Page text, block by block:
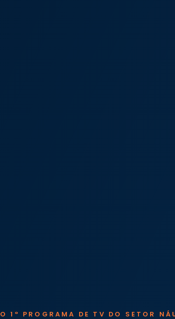
O 1º PROGRAMA DE TV DO SETOR